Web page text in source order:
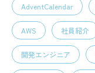
AdventCalendar
AWS 社員紹介
開発エンジニア